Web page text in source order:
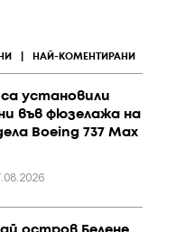
НАЙ-КОМЕНТИРАНИ
установили
във фюзелажа на
Boeing 737 Max